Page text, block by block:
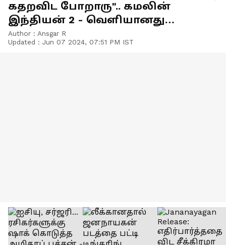
கதறவிட போறாரு".. கமலின்
இந்தியன் 2 - வெளியானது
"கதறல்ஸ்" லிரிகள் வீடியோ!
Author : Ansgar R
Updated : Jun 07 2024, 07:51 PM IST